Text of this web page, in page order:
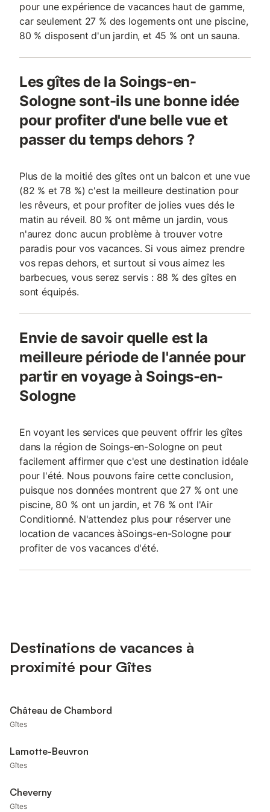
pour une expérience de vacances haut de gamme,
car seulement 27 % des logements ont une piscine,
80 % disposent d'un jardin, et 45 % ont un sauna.
Les gîtes de la Soings-en-
Sologne sont-ils une bonne idée
pour profiter d'une belle vue et
passer du temps dehors ?
Plus de la moitié des gîtes ont un balcon et une vue
(82 % et 78 %) c'est la meilleure destination pour
les rêveurs, et pour profiter de jolies vues dés le
matin au réveil. 80 % ont même un jardin, vous
n'aurez donc aucun problème à trouver votre
paradis pour vos vacances. Si vous aimez prendre
vos repas dehors, et surtout si vous aimez les
barbecues, vous serez servis : 88 % des gîtes en
sont équipés.
Envie de savoir quelle est la
meilleure période de l'année pour
partir en voyage à Soings-en-
Sologne
En voyant les services que peuvent offrir les gîtes
dans la région de Soings-en-Sologne on peut
facilement affirmer que c'est une destination idéale
pour l'été. Nous pouvons faire cette conclusion,
puisque nos données montrent que 27 % ont une
piscine, 80 % ont un jardin, et 76 % ont l'Air
Conditionné. N'attendez plus pour réserver une
location de vacances àSoings-en-Sologne pour
profiter de vos vacances d'été.
Destinations de vacances à
proximité pour Gîtes
Château de Chambord
Gîtes
Lamotte-Beuvron
Gîtes
Cheverny
Gîtes